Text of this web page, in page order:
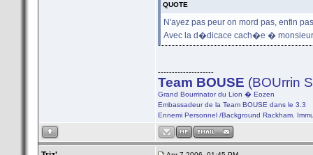
QUOTE
N'ayez pas peur on mord pas, enfin
Avec la d�dicace cach�e � monsieur
--------------------
Team BOUSE (BOUrrin
Grand Bourrinator du Lion � Eozen
Embassadeur de la Team BOUSE dans le 3.3
Ennemi Personnel /Background Rackham.